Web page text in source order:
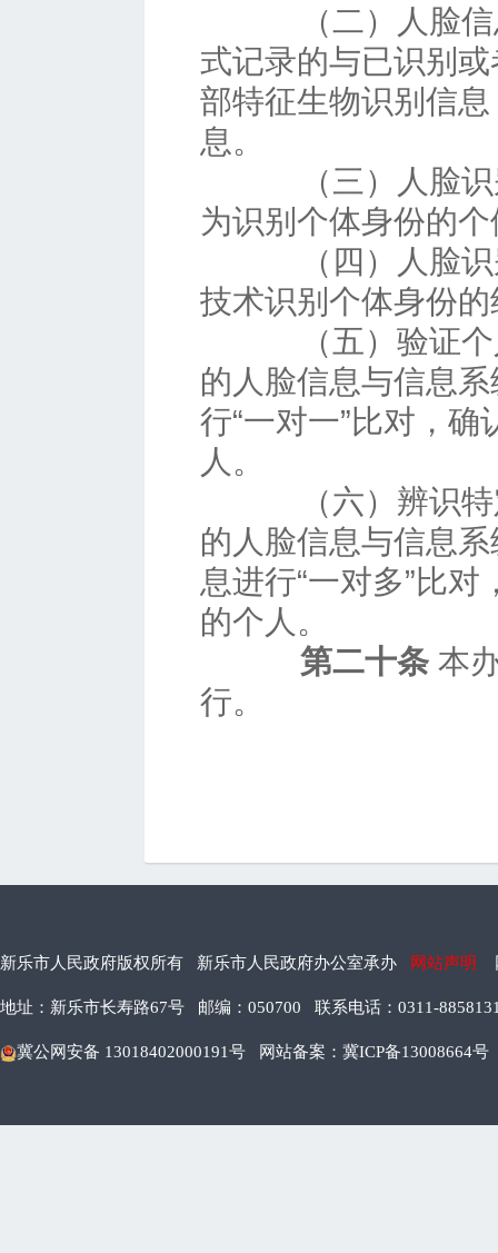
（二）人脸信
式记录的与已识别
部特征生物识别信
息。
（三）人脸识
为识别个体身份的
（四）人脸识
技术识别个体身份
（五）验证个
的人脸信息与信息
行“一对一”比对，
人。
（六）辨识特
的人脸信息与信息
息进行“一对多”比
的个人。
第二十条 本
行。